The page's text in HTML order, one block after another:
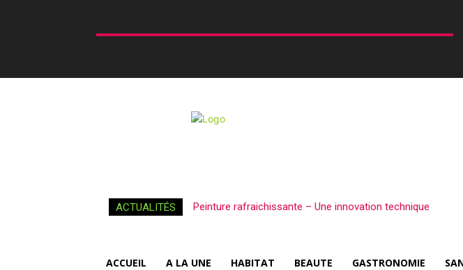
ACTUALITÉS Peinture rafraichissante – Une innovation technique
ACCUEIL A LA UNE HABITAT BEAUTE GASTRONOMIE